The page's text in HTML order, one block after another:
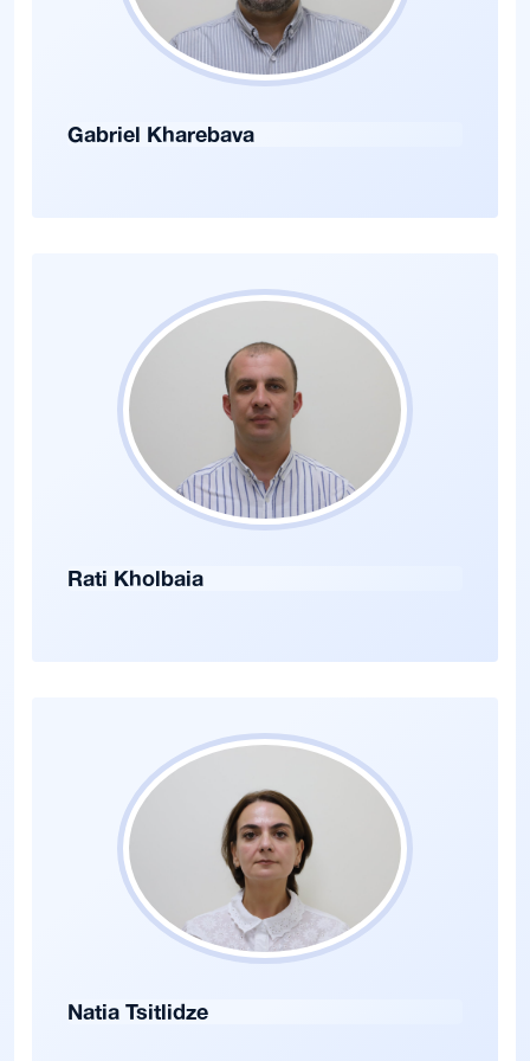
Gabriel Kharebava
Rati Kholbaia
Natia Tsitlidze